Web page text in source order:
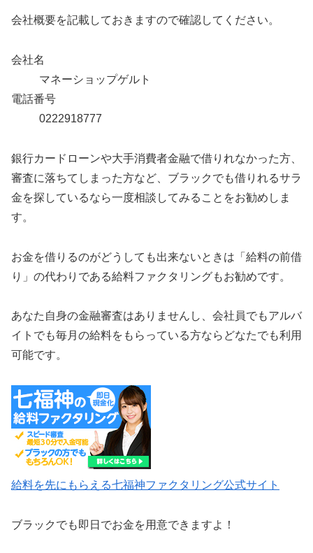
会社概要を記載しておきますので確認してください。
会社名
マネーショップゲルト
電話番号
0222918777
銀行カードローンや大手消費者金融で借りれなかった方、
審査に落ちてしまった方など、ブラックでも借りれるサラ
金を探しているなら一度相談してみることをお勧めしま
す。
お金を借りるのがどうしても出来ないときは「給料の前借
り」の代わりである給料ファクタリングもお勧めです。
あなた自身の金融審査はありませんし、会社員でもアルバ
イトでも毎月の給料をもらっている方ならどなたでも利用
可能です。
給料を先にもらえる七福神ファクタリング公式サイト
ブラックでも即日でお金を用意できますよ！